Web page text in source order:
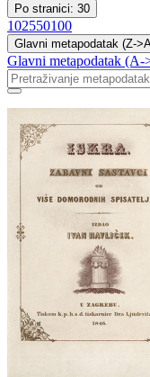
Po stranici: 30
102550100
Glavni metapodatak (Z-
Glavni metapodatak (A-